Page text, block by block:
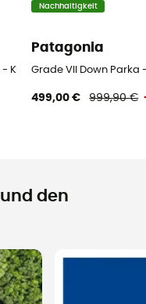
- Kunstfaserjacke - Herren
Nachhaltigkeit
Patagonia
Grade VII Down Parka
499,00 € 999,90 €
den